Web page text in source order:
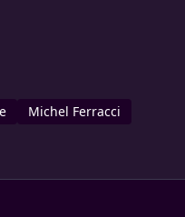
Michel Ferracci